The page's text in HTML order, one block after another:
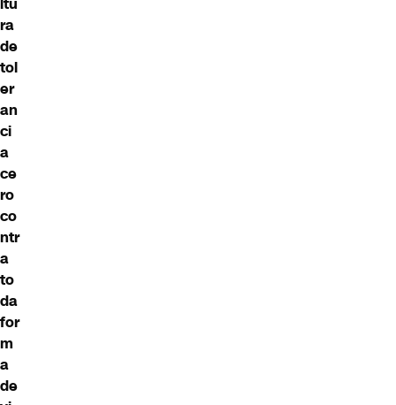
ra
de
tol
er
an
ci
a
ce
ro
co
ntr
a
to
da
for
m
a
de